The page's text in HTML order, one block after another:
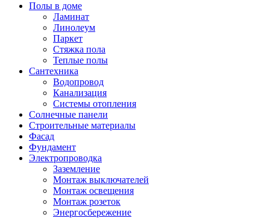
Полы в доме
Ламинат
Линолеум
Паркет
Стяжка пола
Теплые полы
Сантехника
Водопровод
Канализация
Системы отопления
Солнечные панели
Строительные материалы
Фасад
Фундамент
Электропроводка
Заземление
Монтаж выключателей
Монтаж освещения
Монтаж розеток
Энергосбережение